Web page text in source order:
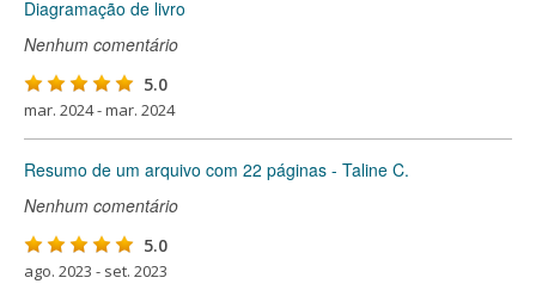
Diagramação de livro
Nenhum comentário
5.0
mar. 2024 - mar. 2024
Resumo de um arquivo com 22 páginas - Taline C.
Nenhum comentário
5.0
ago. 2023 - set. 2023